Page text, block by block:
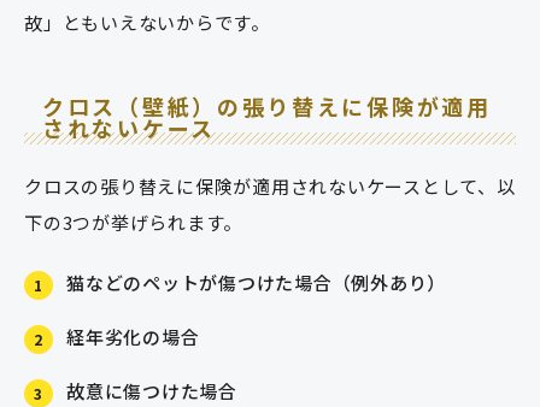
故」ともいえないからです。
クロス（壁紙）の張り替えに保険が適用
されないケース
クロスの張り替えに保険が適用されないケースとして、以
下の3つが挙げられます。
1 猫などのペットが傷つけた場合（例外あり）
2 経年劣化の場合
3 故意に傷つけた場合